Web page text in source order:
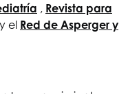
, Revista para
el Red de Asperger y